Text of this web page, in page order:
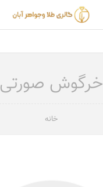
خرگوش صورتی
خانه